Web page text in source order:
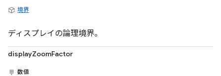
境界
ディスプレイの論理境界。
displayZoomFactor
数値